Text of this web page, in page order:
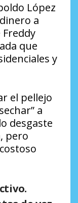
López
a
que
y
el pellejo
a
desgaste
pero